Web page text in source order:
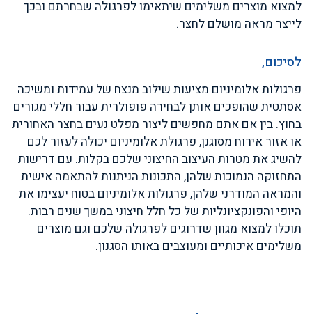
למצוא מוצרים משלימים שיתאימו לפרגולה שבחרתם ובכך
לייצר מראה מושלם לחצר.
לסיכום,
פרגולות אלומיניום מציעות שילוב מנצח של עמידות ומשיכה
אסתטית שהופכים אותן לבחירה פופולרית עבור חללי מגורים
בחוץ. בין אם אתם מחפשים ליצור מפלט נעים בחצר האחורית
או אזור אירוח מסוגנן, פרגולת אלומיניום יכולה לעזור לכם
להשיג את מטרות העיצוב החיצוני שלכם בקלות. עם דרישות
התחזוקה הנמוכות שלהן, התכונות הניתנות להתאמה אישית
והמראה המודרני שלהן, פרגולות אלומיניום בטוח יעצימו את
היופי והפונקציונליות של כל חלל חיצוני במשך שנים רבות.
תוכלו למצוא מגוון שדרוגים לפרגולה שלכם וגם מוצרים
משלימים איכותיים ומעוצבים באותו הסגנון.